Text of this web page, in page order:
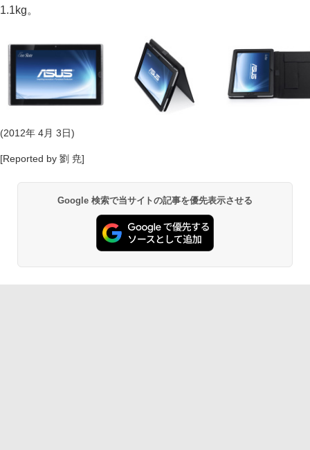
1.1kg。
(2012年 4月 3日)
[Reported by 劉 尭]
Google 検索で当サイトの記事を優先表示させる